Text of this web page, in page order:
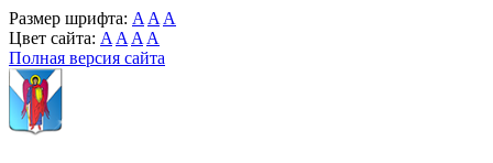
Размер шрифта: A A A
Цвет сайта: A A A A
Полная версия сайта